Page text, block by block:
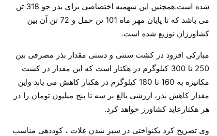
شده است.همچنین این سهمیه اختصاصی برای بذر جو 318 تن
می باشد که تا پایان مهر ماه 101 تن حمل و 72 تن آن بین
کشاورزان توزیع شده است.
مبارکی افزود در کشت سنتی و دستی مقدار بذر مصرفی بین
250 تا 300 کیلوگرم در هکتار است که این مقدار در کشت
مکانیزه به 160 تا 180 کیلوگرم در هکتار کاهش می یابد واین
مقدار کاهش بذر، ارزشی بالغ بر سه تا پنج میلیون تومان را در
هر هکتارعاید کشاورز خواهد کرد.
وی تصریح کرد یکنواختی در سبز شدن غلات ، کوددهی مناسب